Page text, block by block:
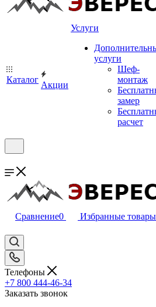
Каталог
Акции
Услуги
услуги
Шеф-
монтаж
замер
расчет
Сравнение0 Избранные товары
Телефоны
+7 800 444-46-34
Заказать звонок